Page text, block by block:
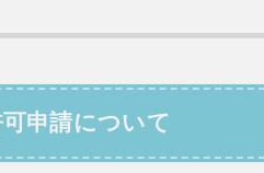
申請について